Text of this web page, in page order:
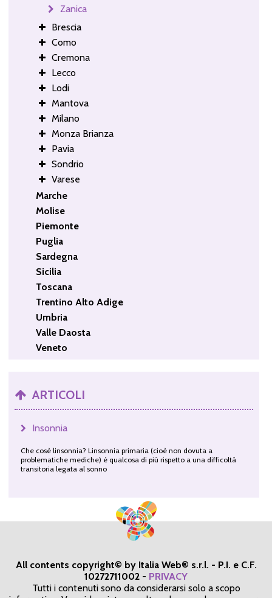
Zanica
Brescia
Como
Cremona
Lecco
Lodi
Mantova
Milano
Monza Brianza
Pavia
Sondrio
Varese
Marche
Molise
Piemonte
Puglia
Sardegna
Sicilia
Toscana
Trentino Alto Adige
Umbria
Valle Daosta
Veneto
ARTICOLI
Insonnia
Che cosè linsonnia? Linsonnia primaria (cioè non dovuta a
problematiche mediche) è qualcosa di più rispetto a una difficoltà
transitoria legata al sonno
All contents copyright© by Italia Web® s.r.l. - P.I. e C.F.
10272711002 - PRIVACY
Tutti i contenuti sono da considerarsi solo a scopo